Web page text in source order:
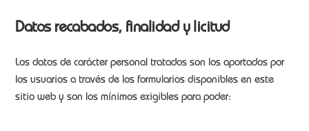
Datos recabados, finalidad y licitud
Los datos de carácter personal tratados son los aportados por
los usuarios a través de los formularios disponibles en este
sitio web y son los mínimos exigibles para poder: